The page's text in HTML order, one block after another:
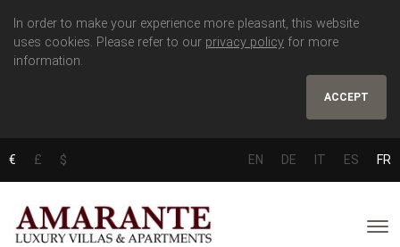
In order to make your experience more pleasant, this website
uses cookies. Please refer to our privacy policy for more
information.
ACCEPT
€ £ $ EN DE IT ES FR